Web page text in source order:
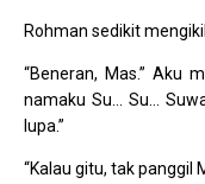
Rohman sedikit
“Beneran, Mas.” Aku
namaku Su… Su…
lupa.”
“Kalau gitu, tak panggil